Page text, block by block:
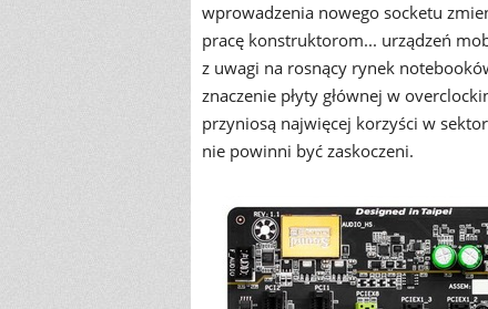
wprowadzenia nowego socketu
pracę konstruktorom... urządzeń
z uwagi na rosnący rynek
znaczenie płyty głównej w
przyniosą najwięcej korzyści w
nie powinni być zaskoczeni.